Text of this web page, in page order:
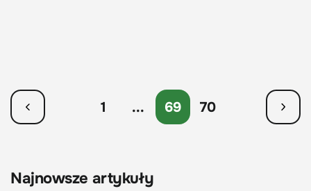
1 ... 69 70
Najnowsze artykuły